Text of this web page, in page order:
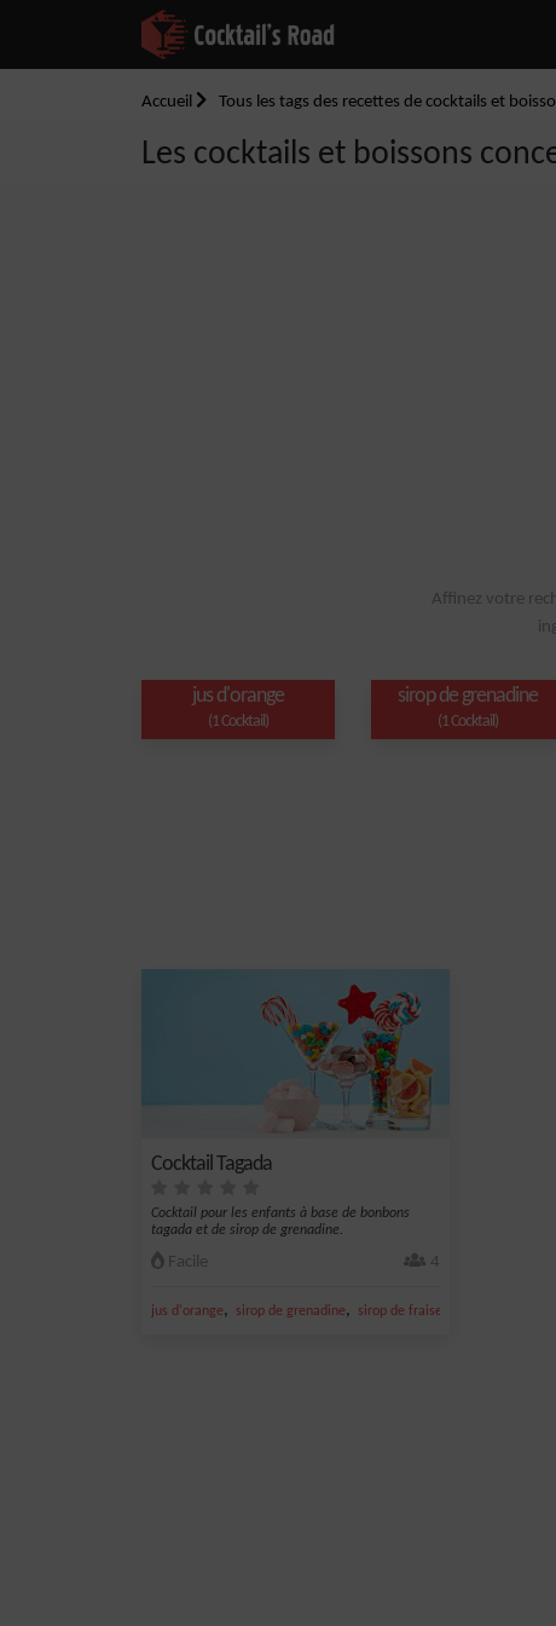
Accueil Tous les tags des recettes de cocktails et
Les cocktails et boissons
Affinez votre
jus d'orange
(1 Cocktail)
sirop de grenadine
(1 Cocktail)
Cocktail Tagada
Cocktail pour les enfants à base de bonbons
tagada et de sirop de grenadine.
Facile 4
jus d'orange, sirop de grenadine, sirop de fraise